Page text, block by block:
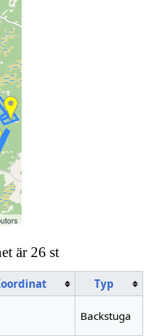
är 26 st
Typ
Backstuga